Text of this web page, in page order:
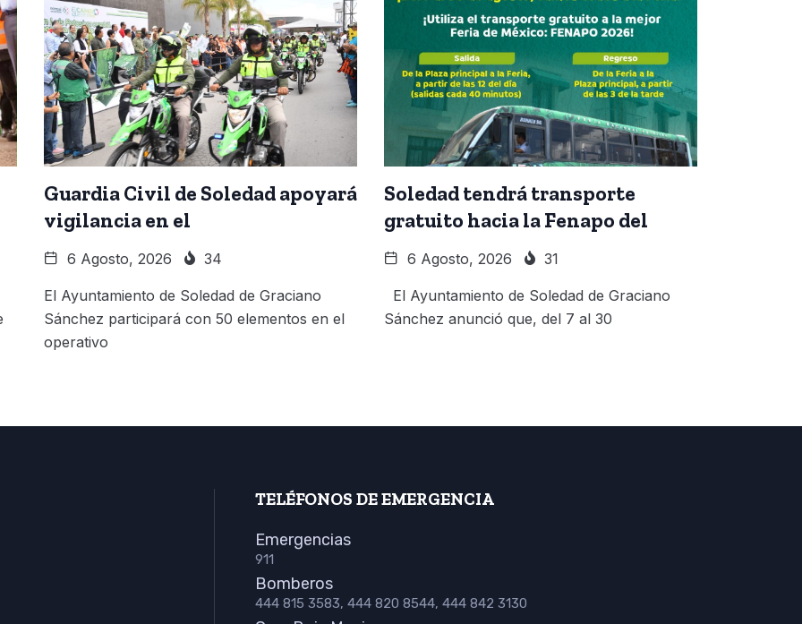
Guardia Civil de Soledad apoyará
vigilancia en el
6 Agosto, 2026 34
El Ayuntamiento de Soledad de Graciano
Sánchez participará con 50 elementos en el
operativo
Soledad tendrá transporte
gratuito hacia la Fenapo del
6 Agosto, 2026 31
El Ayuntamiento de Soledad de Graciano
Sánchez anunció que, del 7 al 30
TELÉFONOS DE EMERGENCIA
Emergencias
911
Bomberos
444 815 3583, 444 820 8544, 444 842 3130